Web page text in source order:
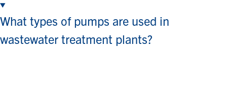
What types of pumps are used in
wastewater treatment plants?